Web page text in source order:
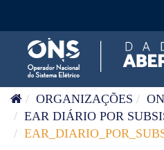
ORGANIZAÇÕES
EAR DIÁRIO POR